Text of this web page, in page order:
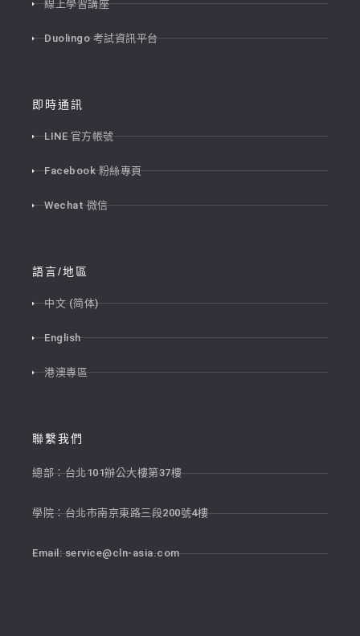
線上學習講座
Duolingo 考試資訊平台
即時通訊
LINE 官方帳號
Facebook 粉絲專頁
Wechat 微信
語言/地區
中文 (简体)
English
港澳專區
聯繫我們
總部：台北101辦公大樓第37樓
學院：台北市南京東路三段200號4樓
Email:service@cln-asia.com